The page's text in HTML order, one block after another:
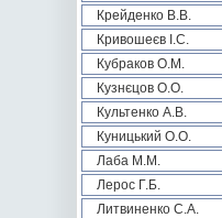
Крейденко В.В.
Кривошеєв І.С.
Кубраков О.М.
Кузнєцов О.О.
Культенко А.В.
Куницький О.О.
Лаба М.М.
Лерос Г.Б.
Литвиненко С.А.